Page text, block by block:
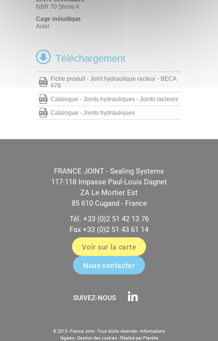
NBR 70 Shore A
Cage métallique
Acier
Téléchargement
Fiche produit - Joint hydraulique racleur - BECA
478
Catalogue - Joints hydrauliques - Joints racleurs
Catalogue - Joints hydrauliques
FRANCE JOINT - Sealing Systems
117-118 Impasse Paul-Louis Dagnet
ZA Le Mortier Est
85 610 Cugand - France
Tél. +33 (0)2 51 42 13 76
Fax +33 (0)2 51 43 61 14
Voir sur la carte
Nous contacter
SUIVEZ-NOUS
© 2015 - France Joint - Tous droits réservés - Informations
légales -Gestion des cookies - Réalisé par Planète